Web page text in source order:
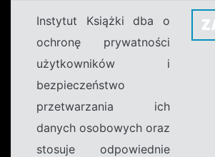
Instytut Książki dba o
ochronę prywatności
użytkowników i
bezpieczeństwo
przetwarzania ich
danych osobowych oraz
stosuje odpowiednie